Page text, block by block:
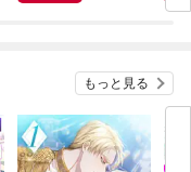
もっと見る